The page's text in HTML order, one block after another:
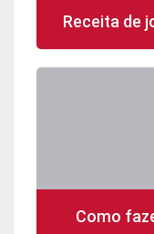
Receita de
Como